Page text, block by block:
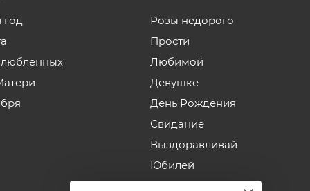
Розы недорого
Прости
Любимой
Девушке
День Рождения
Свидание
Выздоравливай
Юбилей
Годовщина свадьбы